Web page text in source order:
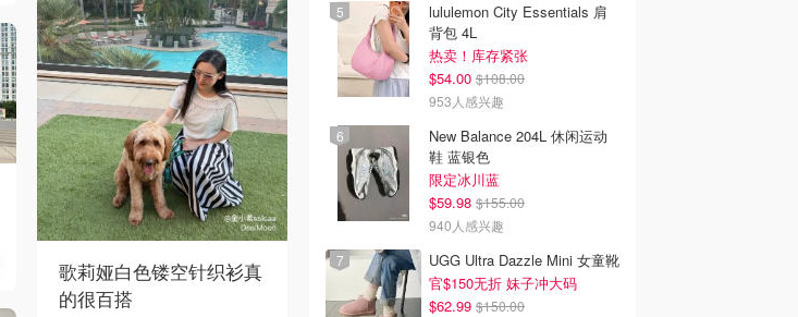
歌莉娅白色镂空针织衫真
的很百搭
lululemon City Essentials 肩
背包 4L
热卖！库存紧张
$54.00 $108.00
953人感兴趣
New Balance 204L 休闲运动
鞋 蓝银色
限定冰川蓝
$59.98 $155.00
940人感兴趣
UGG Ultra Dazzle Mini 女童靴
官$150无折 妹子冲大码
$62.99 $150.00